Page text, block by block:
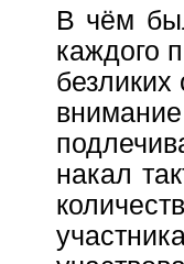
В чём
каждого
накал